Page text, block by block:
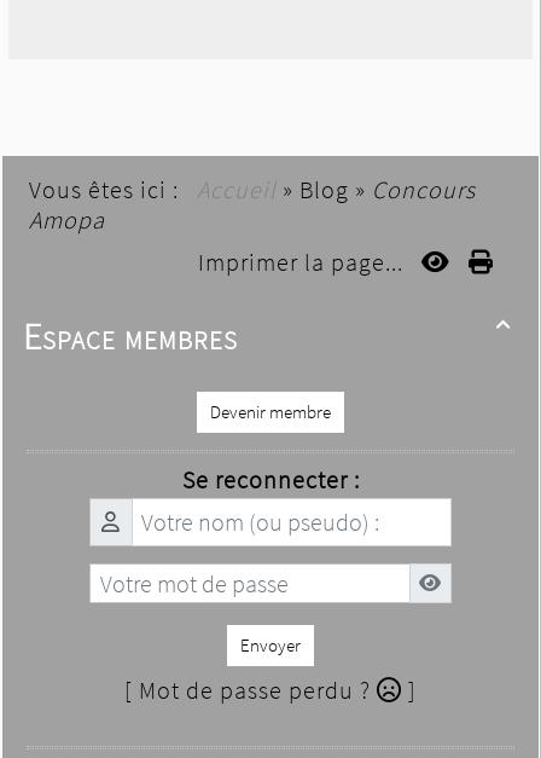
Vous êtes ici : Accueil » Blog » Concours
Amopa
Imprimer la page...

Espace membres
Devenir membre
Se reconnecter :
Envoyer
[ Mot de passe perdu ? ]